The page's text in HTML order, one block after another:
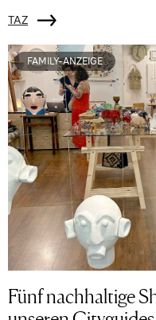
TAZ
FAMILY-ANZEIGE
Fünf nachhaltige